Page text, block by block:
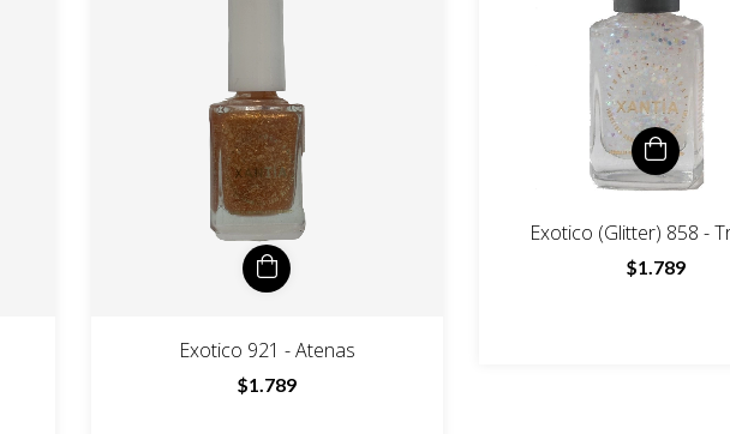
Exotico 921 - Atenas
$1.789
Exotico (Glitter) 858 -
$1.789